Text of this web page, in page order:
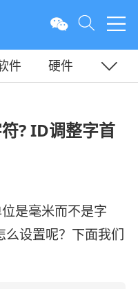
件
硬件
? ID调整字首
是毫米而不是字
设置呢？下面我们